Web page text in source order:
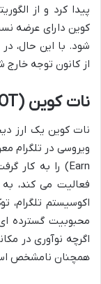
کوین دارای عرضه
شود. با این حال،
از کانون توجه خارج
نات کوین (Notcoin – NOT)
نات کوین یک ارز
فعالیت می کند،
اکوسیستم
محبوبیت گسترده
اگرچه نوآوری در
همچنان نامشخص